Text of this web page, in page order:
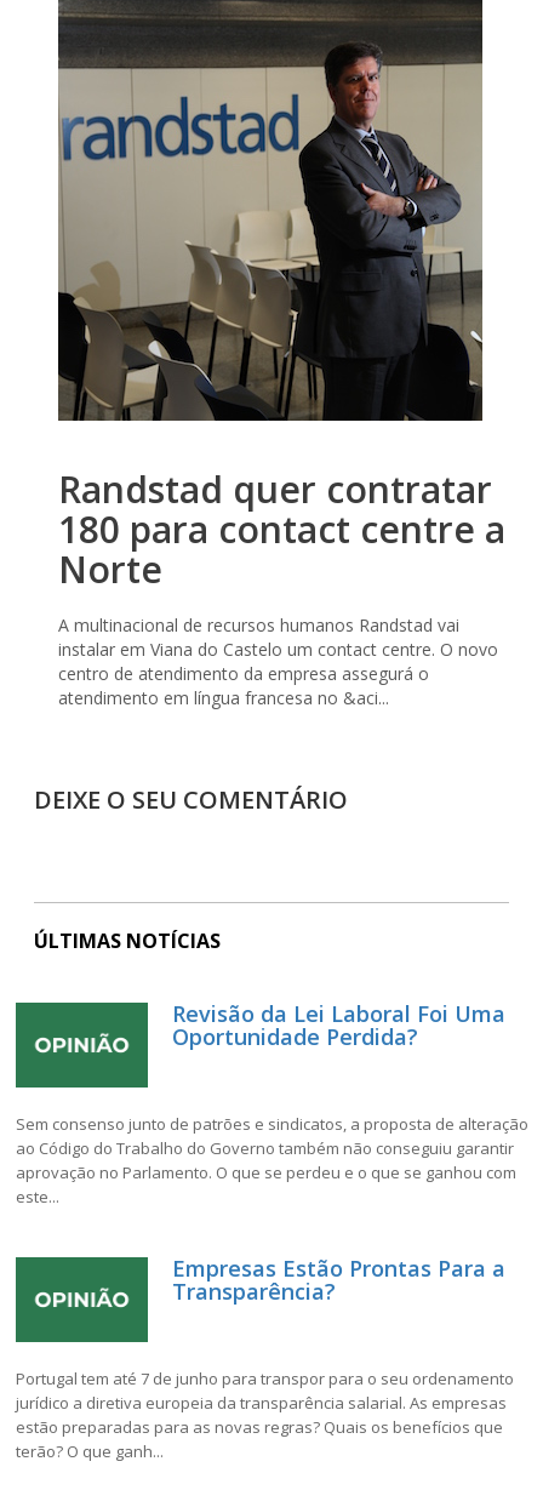
Randstad quer contratar
180 para contact centre a
Norte
A multinacional de recursos humanos Randstad vai
instalar em Viana do Castelo um contact centre. O novo
centro de atendimento da empresa assegurá o
atendimento em língua francesa no &aci...
DEIXE O SEU COMENTÁRIO
ÚLTIMAS NOTÍCIAS
Revisão da Lei Laboral Foi Uma
Oportunidade Perdida?
Sem consenso junto de patrões e sindicatos, a proposta de alteração
ao Código do Trabalho do Governo também não conseguiu garantir
aprovação no Parlamento. O que se perdeu e o que se ganhou com
este...
Empresas Estão Prontas Para a
Transparência?
Portugal tem até 7 de junho para transpor para o seu ordenamento
jurídico a diretiva europeia da transparência salarial. As empresas
estão preparadas para as novas regras? Quais os benefícios que
terão? O que ganh...